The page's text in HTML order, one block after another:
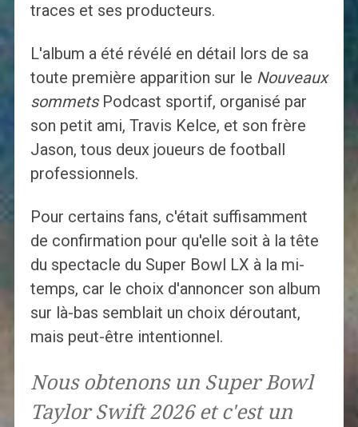
traces et ses producteurs.
L'album a été révélé en détail lors de sa
toute première apparition sur le Nouveaux
sommetsPodcast sportif, organisé par
son petit ami, Travis Kelce, et son frère
Jason, tous deux joueurs de football
professionnels.
Pour certains fans, c'était suffisamment
de confirmation pour qu'elle soit à la tête
du spectacle du Super Bowl LX à la mi-
temps, car le choix d'annoncer son album
sur là-bas semblait un choix déroutant,
mais peut-être intentionnel.
Nous obtenons un Super Bowl
Taylor Swift 2026 et c'est un